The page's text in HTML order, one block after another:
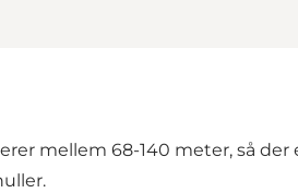
mellem 68-140 meter, så